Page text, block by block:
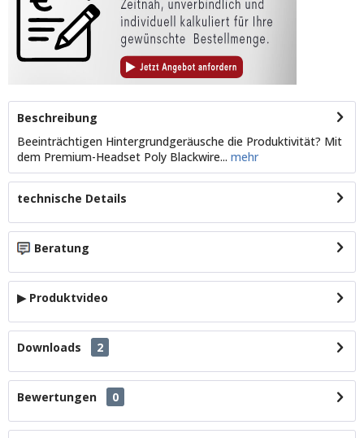
Beschreibung
Beeinträchtigen Hintergrundgeräusche die Produktivität? Mit
dem Premium-Headset Poly Blackwire... mehr
technische Details
Beratung
▶ Produktvideo
Downloads 2
Bewertungen 0